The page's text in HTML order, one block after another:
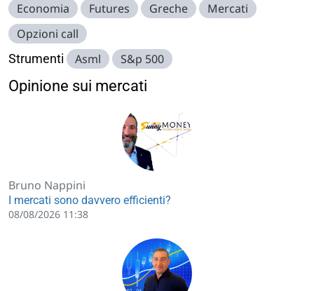
Economia
Futures Greche
Mercati
Opzioni call
Strumenti Asml S&p 500
Opinione sui mercati
Bruno Nappini
I mercati sono davvero efficienti?
08/08/2026 11:38